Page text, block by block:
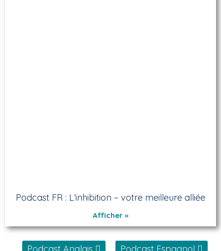
Podcast FR : L’inhibition – votre meilleure alliée
Afficher »